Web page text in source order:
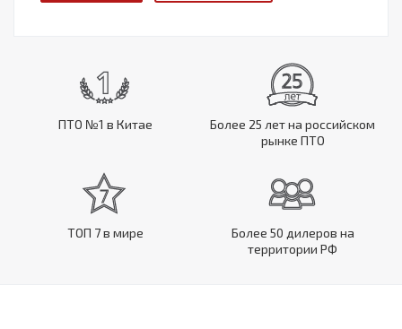
ПТО №1 в Китае
Более 25 лет на российском
рынке ПТО
ТОП 7 в мире
Более 50 дилеров на
территории РФ